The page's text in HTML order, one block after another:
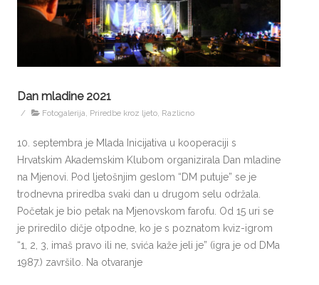
Dan mladine 2021
/ Fotogalerija Priredbe kroz ljeto Razlicno
10. septembra je Mlada Inicijativa u kooperaciji s
Hrvatskim Akademskim Klubom organizirala Dan mladine
na Mjenovi. Pod ljetošnjim geslom “DM putuje” se je
trodnevna priredba svaki dan u drugom selu održala.
Početak je bio petak na Mjenovskom farofu. Od 15 uri se
je priredilo dičje otpodne, ko je s poznatom kviz-igrom
“1, 2, 3, imaš pravo ili ne, svića kaže jeli je” (igra je od DMa
1987.) završilo. Na otvaranje